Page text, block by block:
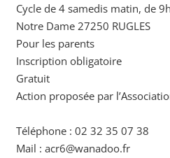
Cycle de 4 samedis matin, de
Notre Dame 27250 RUGLES
Pour les parents
Inscription obligatoire
Gratuit
Action proposée par
Téléphone : 02 32 35 07 38
Mail : acr6@wanadoo.fr